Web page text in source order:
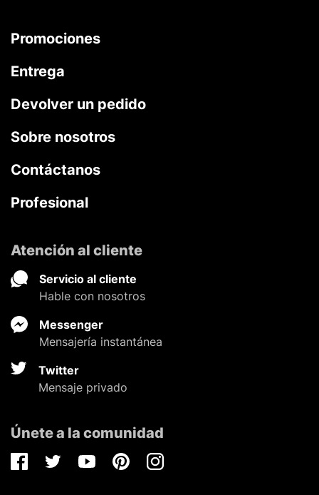
Promociones
Entrega
Devolver un pedido
Sobre nosotros
Contáctanos
Profesional
Atención al cliente
Servicio al cliente
Hable con nosotros
Messenger
Mensajería instantánea
Twitter
Mensaje privado
Únete a la comunidad
FacebookTwitterYoutubePinterestInstagram